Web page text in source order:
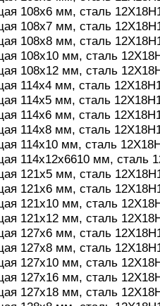
108х6 мм, сталь
108х7 мм, сталь
108х8 мм, сталь
108х10 мм, сталь
108х12 мм, сталь
114х4 мм, сталь
114х5 мм, сталь
114х6 мм, сталь
114х8 мм, сталь
114х10 мм, сталь
114х12х6610 мм, сталь
121х5 мм, сталь
121х6 мм, сталь
121х10 мм, сталь
121х12 мм, сталь
127х6 мм, сталь
127х8 мм, сталь
127х10 мм, сталь
127х16 мм, сталь
127х18 мм, сталь